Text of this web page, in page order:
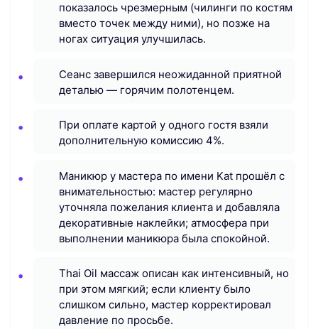
показалось чрезмерным (чилинги по костям
вместо точек между ними), но позже на
ногах ситуация улучшилась.
Сеанс завершился неожиданной приятной
деталью — горячим полотенцем.
При оплате картой у одного гостя взяли
дополнительную комиссию 4%.
Маникюр у мастера по имени Kat прошёл с
внимательностью: мастер регулярно
уточняла пожелания клиента и добавляла
декоративные наклейки; атмосфера при
выполнении маникюра была спокойной.
Thai Oil массаж описан как интенсивный, но
при этом мягкий; если клиенту было
слишком сильно, мастер корректировал
давление по просьбе.